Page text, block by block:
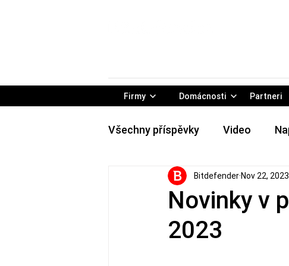
Firmy Domácnosti Partneri
Všechny příspěvky Video
Rady & tipy Konferencie &
Novinky v
2023
BitdefenderNov 22, 2023